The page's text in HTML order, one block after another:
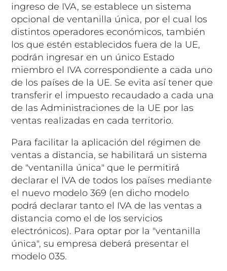
ingreso de IVA, se establece un sistema
opcional de ventanilla única, por el cual los
distintos operadores económicos, también
los que estén establecidos fuera de la UE,
podrán ingresar en un único Estado
miembro el IVA correspondiente a cada uno
de los países de la UE. Se evita así tener que
transferir el impuesto recaudado a cada una
de las Administraciones de la UE por las
ventas realizadas en cada territorio.
Para facilitar la aplicación del régimen de
ventas a distancia, se habilitará un sistema
de "ventanilla única" que le permitirá
declarar el IVA de todos los países mediante
el nuevo modelo 369 (en dicho modelo
podrá declarar tanto el IVA de las ventas a
distancia como el de los servicios
electrónicos). Para optar por la "ventanilla
única", su empresa deberá presentar el
modelo 035.